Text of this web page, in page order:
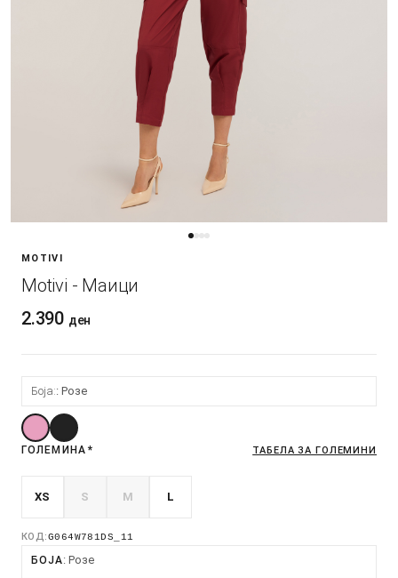
MOTIVI
Motivi - Маици
2.390 ден
Боја: Розе
ГОЛЕМИНА * ТАБЕЛА ЗА ГОЛЕМИНИ
XS S M L
КОД:G064W781DS_11
БОЈА Розе